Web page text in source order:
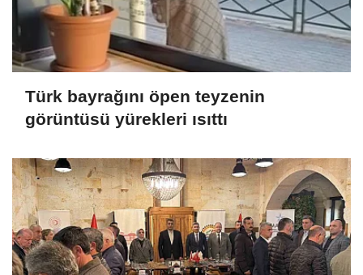
Türk bayrağını öpen teyzenin
görüntüsü yürekleri ısıttı